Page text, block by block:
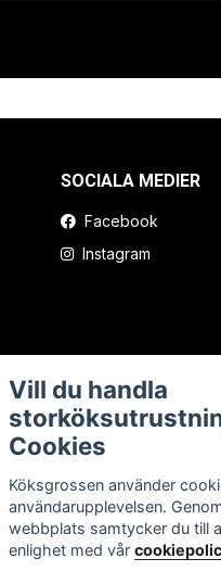
SOCIALA MEDIER
Facebook
Instagram
Vill du handla
Cookies
Köksgrossen använder
användarupplevelsen.
webbplats samtycker du till
enlighet med vår